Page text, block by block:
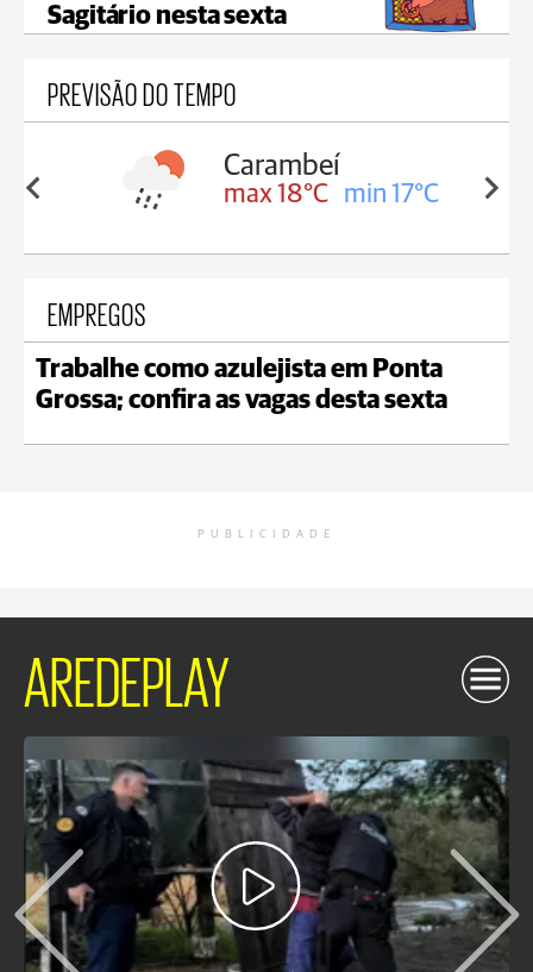
Sagitário nesta sexta
PREVISÃO DO TEMPO
17°C
Jaguariaíva
max 19°C min 18°C
EMPREGOS
Trabalhe como azulejista em Ponta
Grossa; confira as vagas desta sexta
PUBLICIDADE
AREDEPLAY